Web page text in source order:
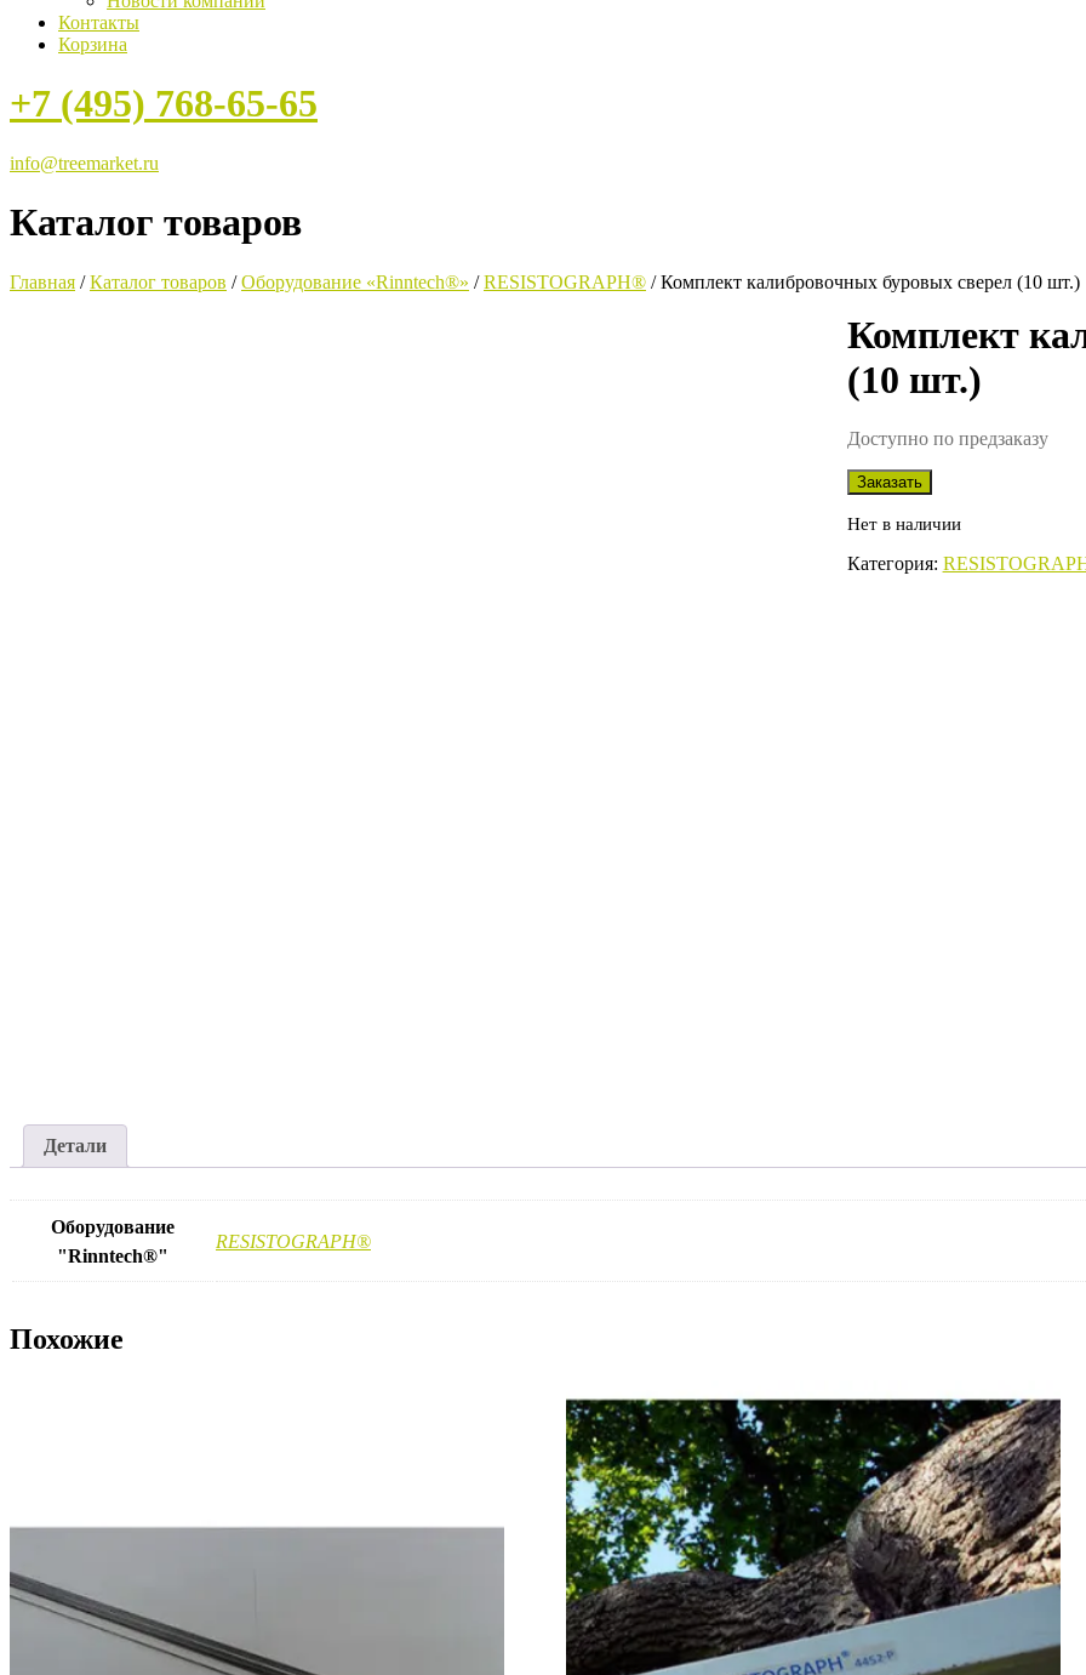
Контакты
Корзина
+7 (495) 768-65-65
info@treemarket.ru
Каталог товаров
Главная /Каталог товаров /Оборудование «Rinntech®» /RESISTOGRAPH® / Комплект калибровочных буровых сверел (10 шт.)
Комплект
(10 шт.)
Доступно по предзаказу
Заказать
Нет в наличии
Категория:
Детали
Оборудование
"Rinntech®"
RESISTOGRAPH®
Похожие